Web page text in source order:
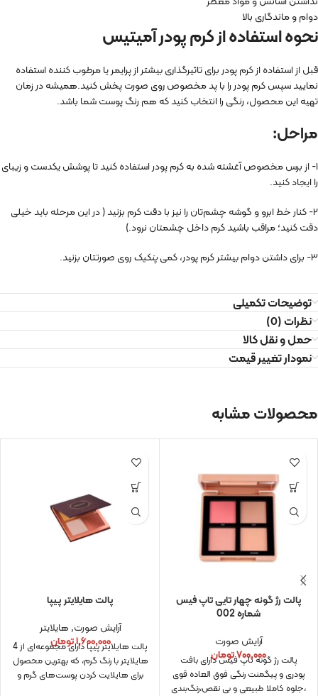
دوام و ماندگاری بالا
نحوه استفاده از کرم پودر آمیتیس
قبل از استفاده از کرم پودر برای تاثیرگذاری بیشتر از پرایمر یا مرطوب کننده استفاده
نمایید سپس کرم پودر را با پد مخصوص روی صورت پخش کنید.همیشه در زمان
تهیه این محصول، رنگی را انتخاب کنید که هم رنگ پوست شما باشد.
مراحل:
۱- از برس مخصوص آغشته شده به کرم پودر استفاده کنید تا پوشش یکدست و زیبای
را ایجاد کنید.
۲- کنار خط ابرو و گوشه چشم‌تان را نیز با دقت کرم بزنید ( در این مرحله باید خیلی
دقت کنید؛ مراقب باشید کرم داخل چشمتان نرود.)
۳- برای داشتن دوام بیشتر کرم پودر، کمی
پنکیکروی صورتتان بزنید.
توضیحات تکمیلی
نظرات (0)
حمل و نقل کالا
نمودار تغییر قیمت
محصولات مشابه
پالت رژ گونه چهار تایی تاپ فیس
شماره 002
آرایش صورت
۷۰۰,۰۰۰تومان
پالت رژ گونه تاپ فیس دارای بافت
پودری و پیگمنت رنگی فوق العاده قوی
،جلوه کاملا طبیعی و بی نقص،رنگ‌بندی
381
پالت هایلایتر پیپا
آرایش صورت, هایلایتر
۱,۶۰۰,۰۰۰تومان
پالت هایلایتر پیپا دارای مجموعه‌ای از 4
هایلایتر با رنگ گرم، که بهترین محصول
برای هایلایت کردن پوست‌های گرم و